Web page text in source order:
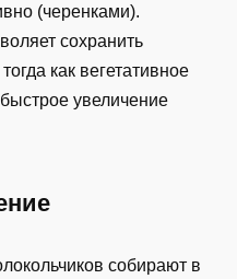
(черенками).
сохранить
как вегетативное
увеличение
собирают в